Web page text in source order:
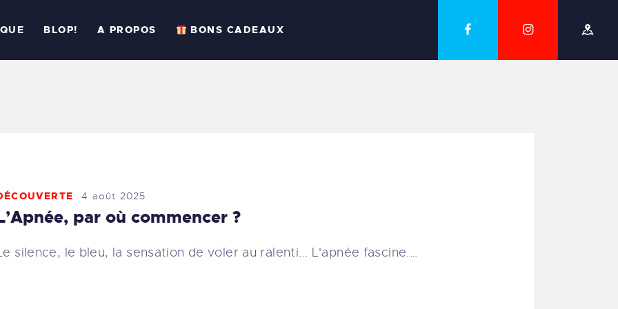
BLOP! A PROPOS BONS CADEAUX
BONS CADEAUX
4 août 2025
par où commencer ?
silence, le bleu, la sensation de voler au ralenti... L'apnée fascine.…